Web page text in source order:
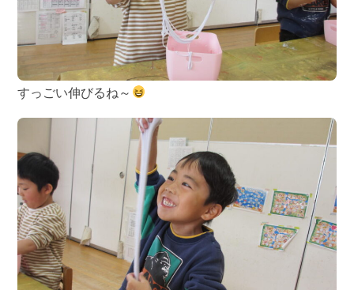
すっごい伸びるね～